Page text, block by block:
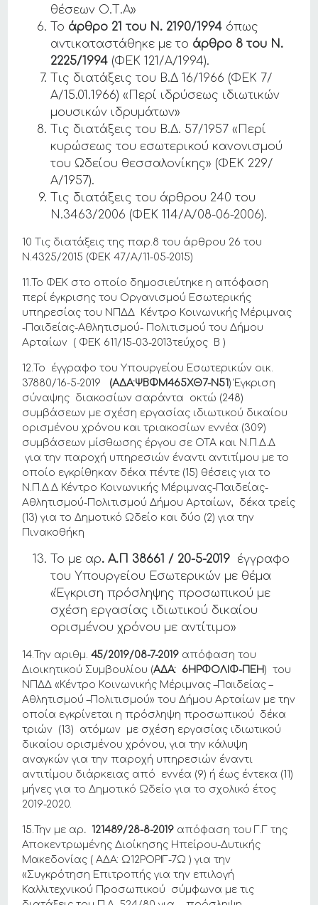
θέσεων Ο.Τ.Α»
Το άρθρο 21 του Ν. 2190/1994 όπως
αντικαταστάθηκε με το άρθρο 8 του Ν.
2225/1994 (ΦΕΚ 121/Α/1994).
Τις διατάξεις του Β.Δ 16/1966 (ΦΕΚ 7/
Α/15.01.1966) «Περί ιδρύσεως ιδιωτικών
μουσικών ιδρυμάτων»
Τις διατάξεις του Β.Δ. 57/1957 «Περί
κυρώσεως του εσωτερικού κανονισμού
του Ωδείου θεσσαλονίκης» (ΦΕΚ 229/
Α/1957).
Τις διατάξεις του άρθρου 240 του
Ν.3463/2006 (ΦΕΚ 114/Α/08-06-2006).
10 Τις διατάξεις της παρ.8 του άρθρου 26 του
Ν.4325/2015 (ΦΕΚ 47/Α/11-05-2015)
11.Το ΦΕΚ στο οποίο δημοσιεύτηκε η απόφαση
περί έγκρισης του Οργανισμού Εσωτερικής
υπηρεσίας του ΝΠΔΔ Κέντρο Κοινωνικής Μέριμνας
-Παιδείας-Αθλητισμού- Πολιτισμού του Δήμου
Αρταίων ( ΦΕΚ 611/15-03-2013τεύχος Β )
12.Το έγγραφο του Υπουργείου Εσωτερικών οικ.
37880/16-5-2019 (ΑΔΑ:ΨΒΦΜ465ΧΘ7-Ν51) Έγκριση
σύναψης διακοσίων σαράντα οκτώ (248)
συμβάσεων με σχέση εργασίας ιδιωτικού δικαίου
ορισμένου χρόνου και τριακοσίων εννέα (309)
συμβάσεων μίσθωσης έργου σε ΟΤΑ και Ν.Π.Δ.Δ
για την παροχή υπηρεσιών έναντι αντιτίμου με το
οποίο εγκρίθηκαν δέκα πέντε (15) θέσεις για το
Ν.Π.Δ.Δ Κέντρο Κοινωνικής Μέριμνας-Παιδείας-
Αθλητισμού-Πολιτισμού Δήμου Αρταίων, δέκα τρείς
(13) για το Δημοτικό Ωδείο και δύο (2) για την
Πινακοθήκη
Το με αρ. Α.Π 38661/ 20-5-2019 έγγραφο
του Υπουργείου Εσωτερικών με θέμα
«Έγκριση πρόσληψης προσωπικού με
σχέση εργασίας ιδιωτικού δικαίου
ορισμένου χρόνου με αντίτιμο»
14.Την αριθμ.45/2019/08-7-2019 απόφαση του
Διοικητικού Συμβουλίου (ΑΔΑ: 6ΗΡΦΟΛΙΦ-ΠΕΗ) του
ΝΠΔΔ «Κέντρο Κοινωνικής Μέριμνας –Παιδείας –
Αθλητισμού –Πολιτισμού» του Δήμου Αρταίων με την
οποία εγκρίνεται η πρόσληψη προσωπικού δέκα
τριών (13) ατόμων με σχέση εργασίας ιδιωτικού
δικαίου ορισμένου χρόνου, για την κάλυψη
αναγκών για την παροχή υπηρεσιών έναντι
αντιτίμου διάρκειας από εννέα (9) ή έως έντεκα (11)
μήνες για το Δημοτικό Ωδείο για το σχολικό έτος
2019-2020.
15.Την με αρ. 121489/28-8-2019 απόφαση του Γ.Γ της
Αποκεντρωμένης Διοίκησης Ηπείρου-Δυτικής
Μακεδονίας ( ΑΔΑ: Ω12ΡΟΡΙΓ-7Ω ) για την
«Συγκρότηση Επιτροπής για την επιλογή
Καλλιτεχνικού Προσωπικού σύμφωνα με τις